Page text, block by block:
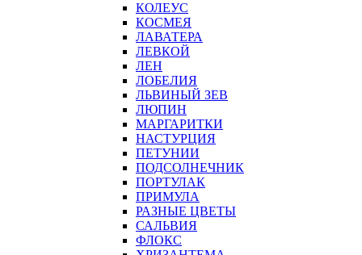
КОЛЕУС
КОСМЕЯ
ЛАВАТЕРА
ЛЕВКОЙ
ЛЕН
ЛОБЕЛИЯ
ЛЬВИНЫЙ ЗЕВ
ЛЮПИН
МАРГАРИТКИ
НАСТУРЦИЯ
ПЕТУНИИ
ПОДСОЛНЕЧНИК
ПОРТУЛАК
ПРИМУЛА
РАЗНЫЕ ЦВЕТЫ
САЛЬВИЯ
ФЛОКС